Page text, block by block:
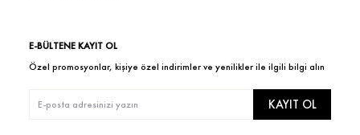
E-BÜLTENE KAYIT OL
Özel promosyonlar, kişiye özel indirimler ve yenilikler ile ilgili bilgi alın
KAYIT OL